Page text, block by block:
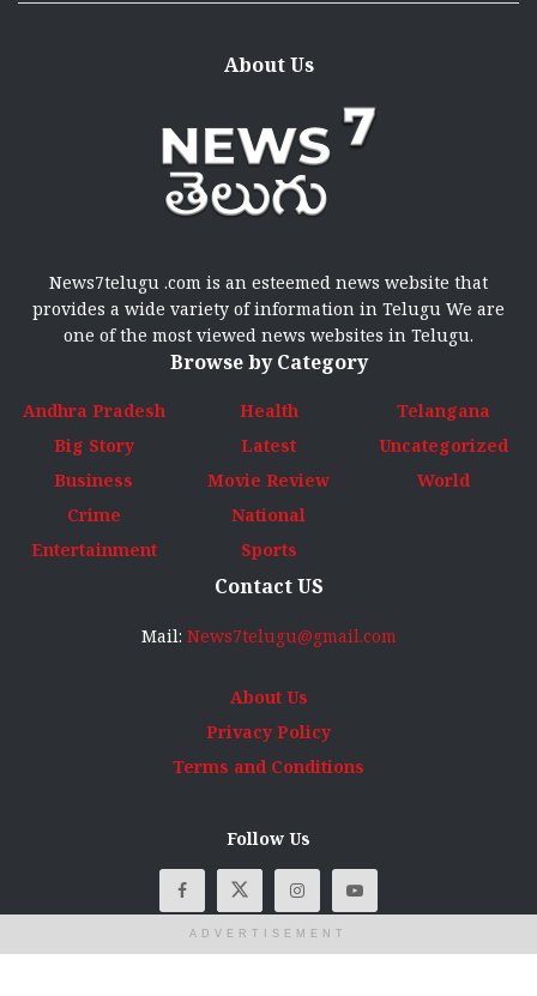
About Us
News7telugu .com is an esteemed news website that
provides a wide variety of information in Telugu We are
one of the most viewed news websites in Telugu.
Browse by Category
Andhra Pradesh
Big Story
Business
Crime
Entertainment
Health
Latest
Movie Review
National
Sports
Telangana
Uncategorized
World
Contact US
Mail: News7telugu@gmail.com
About Us
Privacy Policy
Terms and Conditions
Follow Us
ADVERTISEMENT